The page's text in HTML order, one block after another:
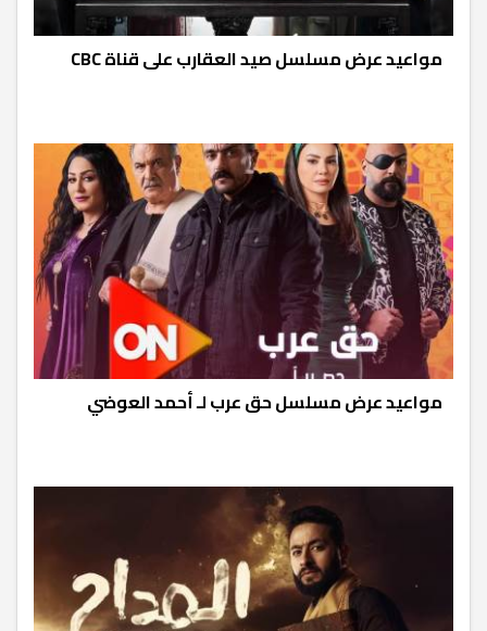
مواعيد عرض مسلسل صيد العقارب على قناة CBC
مواعيد عرض مسلسل حق عرب لـ أحمد العوضي